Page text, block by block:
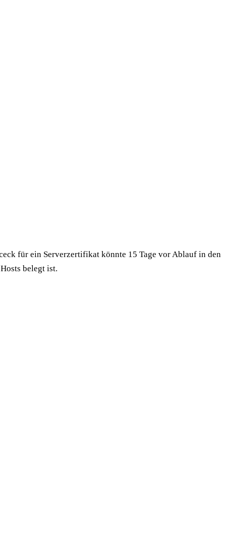
für ein Serverzertifikat könnte 15 Tage vor Ablauf in den
belegt ist.